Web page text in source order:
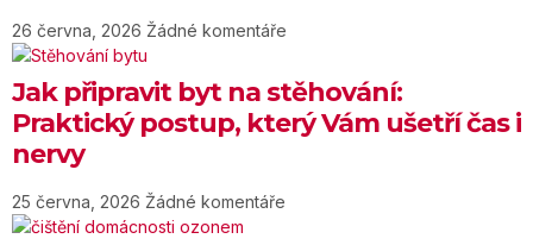
26 června, 2026 Žádné komentáře
Jak připravit byt na stěhování:
Praktický postup, který Vám ušetří čas i
nervy
25 června, 2026 Žádné komentáře